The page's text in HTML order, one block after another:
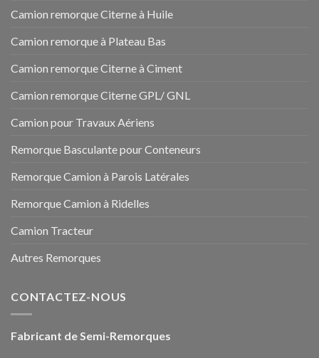
Camion remorque Citerne à Huile
Camion remorque à Plateau Bas
Camion remorque Citerne à Ciment
Camion remorque Citerne GPL/ GNL
Camion pour Travaux Aériens
Remorque Basculante pour Conteneurs
Remorque Camion à Parois Latérales
Remorque Camion à Ridelles
Camion Tracteur
Autres Remorques
CONTACTEZ-NOUS
Fabricant de Semi-Remorques